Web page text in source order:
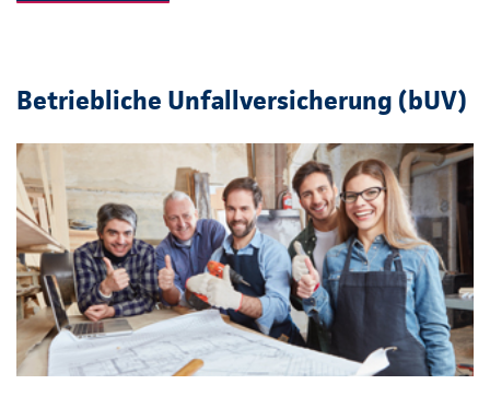
Betriebliche Unfallversicherung (bUV)